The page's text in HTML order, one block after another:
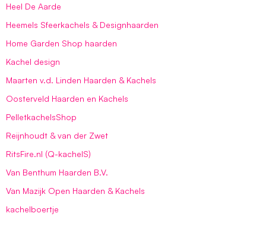
Heel De Aarde
Heemels Sfeerkachels & Designhaarden
Home Garden Shop haarden
Kachel design
Maarten v.d. Linden Haarden & Kachels
Oosterveld Haarden en Kachels
PelletkachelsShop
Reijnhoudt & van der Zwet
RitsFire.nl (Q-kachelS)
Van Benthum Haarden B.V.
Van Mazijk Open Haarden & Kachels
kachelboertje